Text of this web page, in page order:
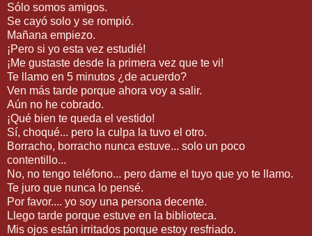
Sólo somos amigos.
Se cayó solo y se rompió.
Mañana empiezo.
¡Pero si yo esta vez estudié!
¡Me gustaste desde la primera vez que te vi!
Te llamo en 5 minutos ¿de acuerdo?
Ven más tarde porque ahora voy a salir.
Aún no he cobrado.
¡Qué bien te queda el vestido!
Sí, choqué... pero la culpa la tuvo el otro.
Borracho, borracho nunca estuve... solo un poco
contentillo...
No, no tengo teléfono... pero dame el tuyo que yo te llamo.
Te juro que nunca lo pensé.
Por favor.... yo soy una persona decente.
Llego tarde porque estuve en la biblioteca.
Mis ojos están irritados porque estoy resfriado.